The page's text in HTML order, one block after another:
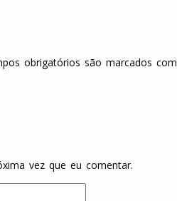
obrigatórios são marcados com
vez que eu comentar.